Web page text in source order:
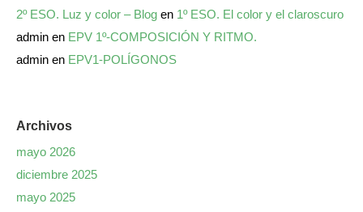
2º ESO. Luz y color – Blog en 1º ESO. El color y el claroscuro
admin en EPV 1º-COMPOSICIÓN Y RITMO.
admin en EPV1-POLÍGONOS
Archivos
mayo 2026
diciembre 2025
mayo 2025